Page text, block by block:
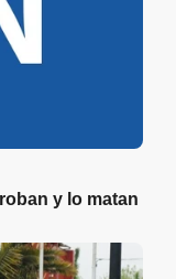
y lo matan